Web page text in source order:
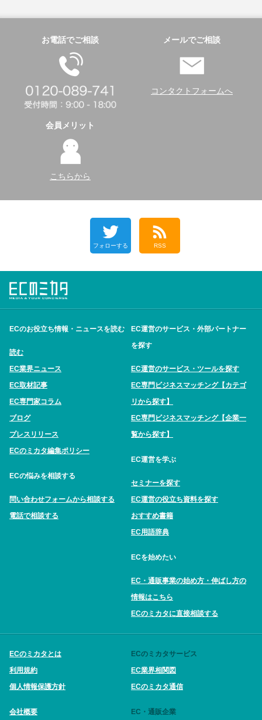
お電話でご相談 メールでご相談
コンタクトフォームへ
会員メリット
こちらから
フォローする RSS
ECのお役立ち情報・ニュースを読む
読む
EC業界ニュース
EC取材記事
EC専門家コラム
ブログ
プレスリリース
ECのミカタ編集ポリシー
ECの悩みを相談する
問い合わせフォームから相談する
電話で相談する
EC運営のサービス・外部パートナー
を探す
EC運営のサービス・ツールを探す
EC専門ビジネスマッチング【カテゴ
リから探す】
EC専門ビジネスマッチング【企業一
覧から探す】
EC運営を学ぶ
セミナーを探す
EC運営の役立ち資料を探す
おすすめ書籍
EC用語辞典
ECを始めたい
EC・通販事業の始め方・伸ばし方の
情報はこちら
ECのミカタに直接相談する
ECのミカタとは
利用規約
個人情報保護方針
会社概要
ECのミカタサービス
EC業界相関図
ECのミカタ通信
EC・通販企業